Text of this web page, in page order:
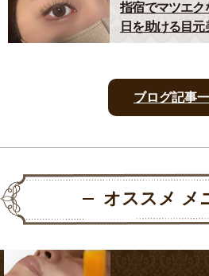
指宿でマツエ
日を助ける目元
ブログ記事
オススメ メ